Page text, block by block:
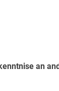
an